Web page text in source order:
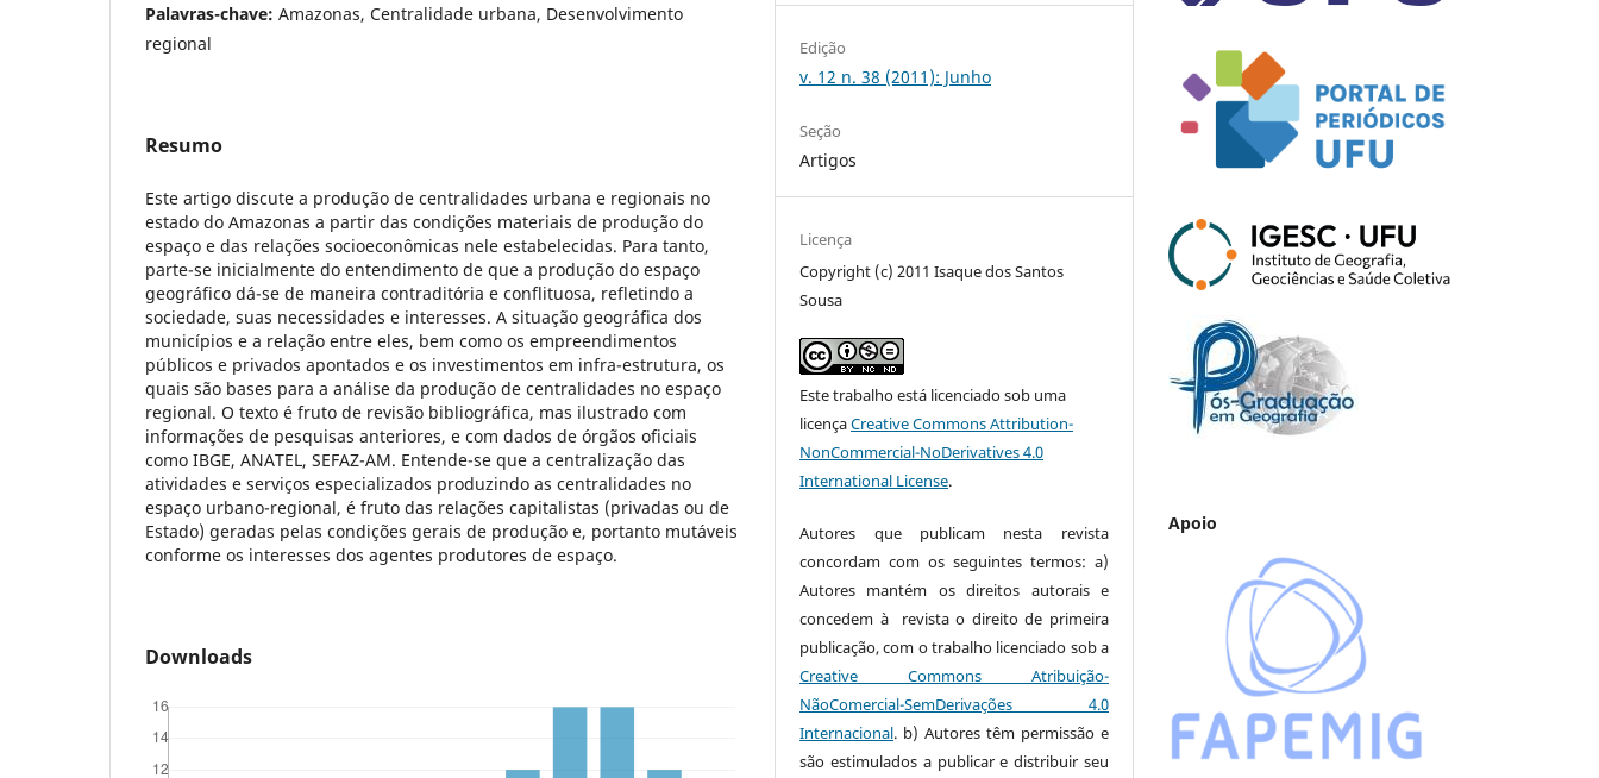
Palavras-chave: Amazonas, Centralidade urbana, Desenvolvimento
regional
Resumo
Este artigo discute a produção de centralidades urbana e regionais no
estado do Amazonas a partir das condições materiais de produção do
espaço e das relações socioeconômicas nele estabelecidas. Para tanto,
parte-se inicialmente do entendimento de que a produção do espaço
geográfico dá-se de maneira contraditória e conflituosa, refletindo a
sociedade, suas necessidades e interesses. A situação geográfica dos
municípios e a relação entre eles, bem como os empreendimentos
públicos e privados apontados e os investimentos em infra-estrutura, os
quais são bases para a análise da produção de centralidades no espaço
regional. O texto é fruto de revisão bibliográfica, mas ilustrado com
informações de pesquisas anteriores, e com dados de órgãos oficiais
como IBGE, ANATEL, SEFAZ-AM. Entende-se que a centralização das
atividades e serviços especializados produzindo as centralidades no
espaço urbano-regional, é fruto das relações capitalistas (privadas ou de
Estado) geradas pelas condições gerais de produção e, portanto mutáveis
conforme os interesses dos agentes produtores de espaço.
Downloads
Edição
v. 12 n. 38 (2011): Junho
Seção
Artigos
Licença
Copyright (c) 2011 Isaque dos Santos
Sousa
Este trabalho está licenciado sob uma
licençaCreative Commons Attribution-
NonCommercial-NoDerivatives 4.0
International License.
Autores que publicam nesta revista
concordam com os seguintes termos: a)
Autores mantém os direitos autorais e
concedem à revista o direito de primeira
publicação, com o trabalho licenciado sob a
Creative Commons Atribuição-
NãoComercial-SemDerivações 4.0
Internacional. b) Autores têm permissão e
são estimulados a publicar e distribuir seu
Apoio